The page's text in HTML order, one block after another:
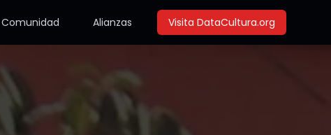
Comunidad Alianzas Visita DataCultura.org